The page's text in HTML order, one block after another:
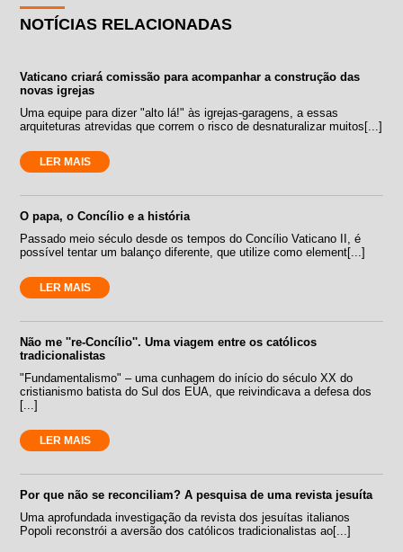
NOTÍCIAS RELACIONADAS
Vaticano criará comissão para acompanhar a construção das
novas igrejas
Uma equipe para dizer "alto lá!" às igrejas-garagens, a essas
arquiteturas atrevidas que correm o risco de desnaturalizar muitos[...]
LER MAIS
O papa, o Concílio e a história
Passado meio século desde os tempos do Concílio Vaticano II, é
possível tentar um balanço diferente, que utilize como element[...]
LER MAIS
Não me ''re-Concílio''. Uma viagem entre os católicos
tradicionalistas
"Fundamentalismo" – uma cunhagem do início do século XX do
cristianismo batista do Sul dos EUA, que reivindicava a defesa dos
[...]
LER MAIS
Por que não se reconciliam? A pesquisa de uma revista jesuíta
Uma aprofundada investigação da revista dos jesuítas italianos
Popoli reconstrói a aversão dos católicos tradicionalistas ao[...]